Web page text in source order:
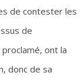
de contester les
de
ont la
donc de sa